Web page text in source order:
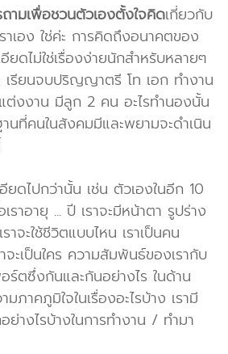
ถามเพื่อชวนตัวเองตั้งใจคิดเกี่ยวกับ
าเอง ใช่ค่ะ การคิดถึงอนาคตของ
ยดไม่ใช่เรื่องง่ายนักสำหรับหลายๆ
เรียนจบปริญญาตรี โท เอก ทำงาน
งงาน มีลูก 2 คน อะไรทำนองนั้น
นที่คนในสังคมมีและพยามจะดำเนิน
อียดไปกว่านั้น เช่น ตัวเองในอีก 10
าอายุ ... ปี เราจะมีหน้าตา รูปร่าง
าจะใช้ชีวิตแบบไหน เราเป็นคน
จะเป็นใคร ความสัมพันธ์ของเรากับ
ร์ตซึ่งกันและกันอย่างไร ในด้าน
มภาคภูมิใจในเรื่องอะไรบ้าง เรามี
างไรบ้างในการทำงาน / ทำมา